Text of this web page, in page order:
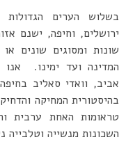
בשלוש הערים
ירושלים, וחיפה, ישנם
שונות ומסוגים שונים
המדינה ועד ימינו.
אביב, וואדי סאליב
בהיסטורית המחיקה
טראומות האחת ערבית
השכונות מנשייה וטלבייה